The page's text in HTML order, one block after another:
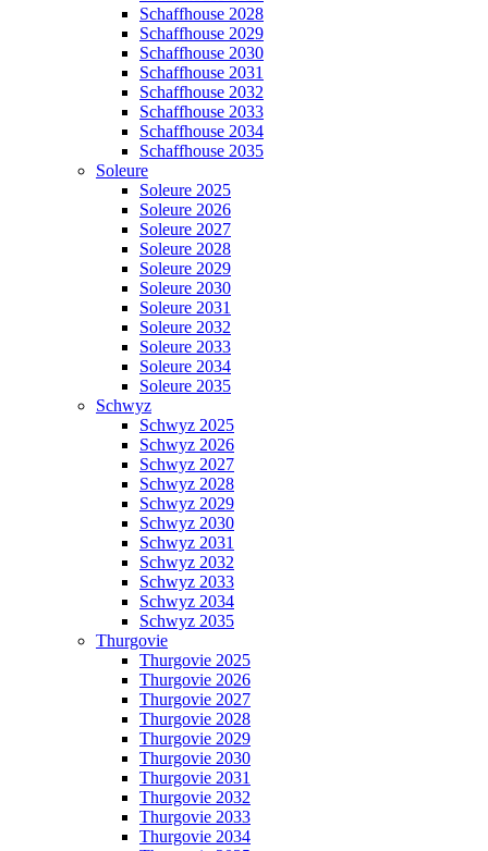
Schaffhouse 2028
Schaffhouse 2029
Schaffhouse 2030
Schaffhouse 2031
Schaffhouse 2032
Schaffhouse 2033
Schaffhouse 2034
Schaffhouse 2035
Soleure
Soleure 2025
Soleure 2026
Soleure 2027
Soleure 2028
Soleure 2029
Soleure 2030
Soleure 2031
Soleure 2032
Soleure 2033
Soleure 2034
Soleure 2035
Schwyz
Schwyz 2025
Schwyz 2026
Schwyz 2027
Schwyz 2028
Schwyz 2029
Schwyz 2030
Schwyz 2031
Schwyz 2032
Schwyz 2033
Schwyz 2034
Schwyz 2035
Thurgovie
Thurgovie 2025
Thurgovie 2026
Thurgovie 2027
Thurgovie 2028
Thurgovie 2029
Thurgovie 2030
Thurgovie 2031
Thurgovie 2032
Thurgovie 2033
Thurgovie 2034